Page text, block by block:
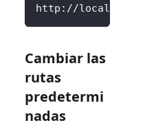
http://
Cambiar las
rutas
predetermi
nadas